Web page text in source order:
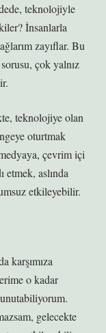
teknolojiyle
İnsanlarla
zayıflar. Bu
çok yalnız
teknolojiye olan
oturtmak
çevrim içi
etmek, aslında
etkileyebilir.
karşımıza
o kadar
gelecekte